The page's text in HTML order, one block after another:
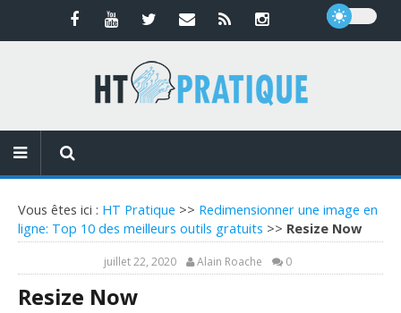
Vous êtes ici : HT Pratique >> Redimensionner une image en
ligne: Top 10 des meilleurs outils gratuits >> Resize Now
juillet 22, 2020 Alain Roache 0
Resize Now